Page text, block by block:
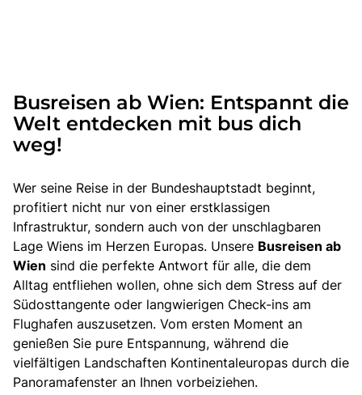
Busreisen ab Wien: Entspannt die
Welt entdecken mit bus dich
weg!
Wer seine Reise in der Bundeshauptstadt beginnt,
profitiert nicht nur von einer erstklassigen
Infrastruktur, sondern auch von der unschlagbaren
Lage Wiens im Herzen Europas. Unsere Busreisen ab
Wien sind die perfekte Antwort für alle, die dem
Alltag entfliehen wollen, ohne sich dem Stress auf der
Südosttangente oder langwierigen Check-ins am
Flughafen auszusetzen. Vom ersten Moment an
genießen Sie pure Entspannung, während die
vielfältigen Landschaften Kontinentaleuropas durch die
Panoramafenster an Ihnen vorbeiziehen.